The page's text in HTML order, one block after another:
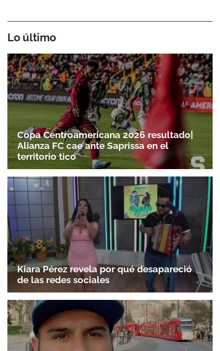
Lo último
Copa Centroamericana 2026 resultado|
Alianza FC cae ante Saprissa en el
territorio tico
Kiara Pérez revela por qué desapareció
de las redes sociales